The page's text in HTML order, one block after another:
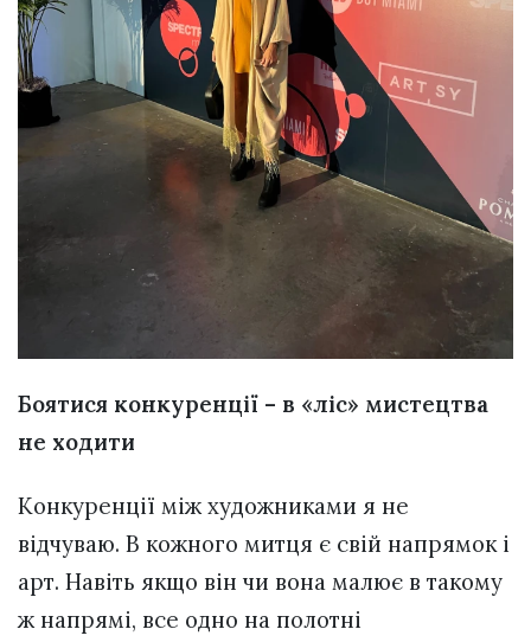
Боятися конкуренції – в «ліс» мистецтва
не ходити
Конкуренції між художниками я не
відчуваю. В кожного митця є свій напрямок і
арт. Навіть якщо він чи вона малює в такому
ж напрямі, все одно на полотні